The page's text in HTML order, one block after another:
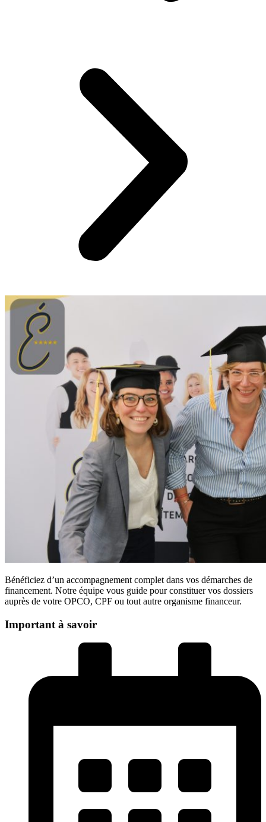
Bénéficiez d’un accompagnement complet dans vos démarches de
financement. Notre équipe vous guide pour constituer vos dossiers
auprès de votre OPCO, CPF ou tout autre organisme financeur.
Important à savoir